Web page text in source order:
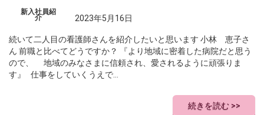
新入社員紹
介 2023年5月16日
続いて二人目の看護師さんを紹介したいと思います 小林 恵子さ
ん 前職と比べてどうですか？ 『より地域に密着した病院だと思う
ので、 地域のみなさまに信頼され、愛されるように頑張りま
す』 仕事をしていくうえで…
続きを読む >>